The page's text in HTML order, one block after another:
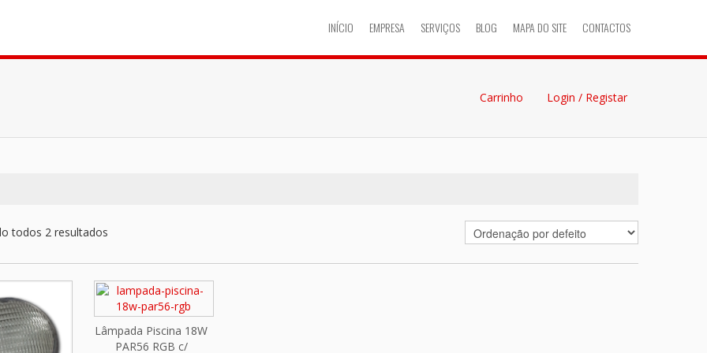
INÍCIO EMPRESA SERVIÇOS BLOG MAPA DO SITE CONTACTOS
Carrinho Login / Registar
todos 2 resultados
Lâmpada Piscina 18W
PAR56 RGB c/